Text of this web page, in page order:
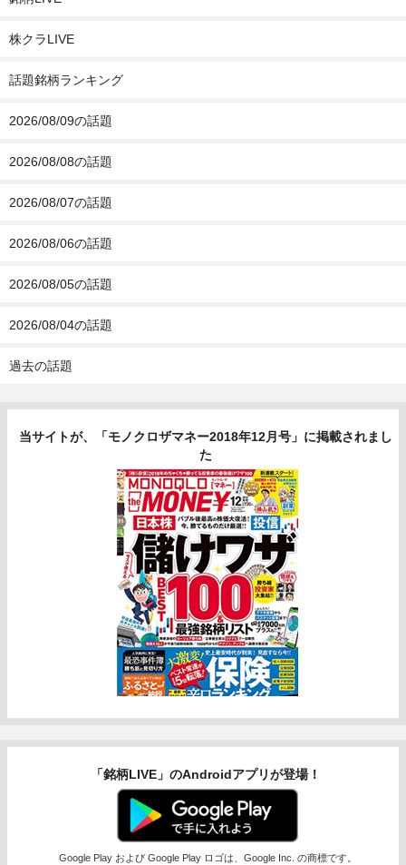
株クラLIVE
話題銘柄ランキング
2026/08/09の話題
2026/08/08の話題
2026/08/07の話題
2026/08/06の話題
2026/08/05の話題
2026/08/04の話題
過去の話題
当サイトが、「モノクロザマネー2018年12月号」に掲載されまし
た
「銘柄LIVE」のAndroidアプリが登場！
Google Play および Google Play ロゴは、Google Inc. の商標です。